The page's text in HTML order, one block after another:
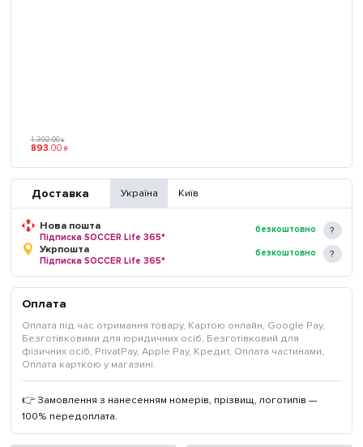
1 392.00 ₴
893.00 ₴
Доставка Україна Київ
Нова пошта
Підписка SOCCER Life 365*
безкоштовно
Укрпошта
Підписка SOCCER Life 365*
безкоштовно
Оплата
Оплата під час отримання товару, Картою онлайн, Google Pay,
Безготівковими для юридичних осіб, Безготівковий для
фізичних осіб, PrivatPay, Apple Pay, Кредит, Оплата частинами,
Оплата карткою у магазині.
👉 Замовлення з нанесенням номерів, прізвищ, логотипів —
100% передоплата.